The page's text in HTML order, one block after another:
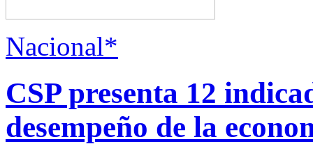
Nacional*
CSP presenta 12
desempeño de la